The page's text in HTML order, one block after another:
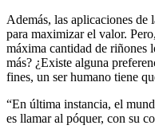
Además, las aplicaciones de
para maximizar el valor.
máxima cantidad de riñones
más? ¿Existe alguna
fines, un ser humano tiene
“En última instancia, el
es llamar al póquer, con su